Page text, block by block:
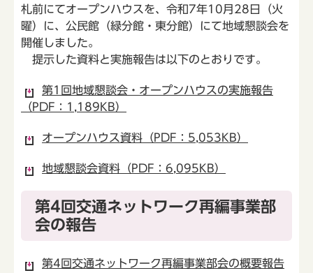
札前にてオープンハウスを、令和7年10月28日（火
曜）に、公民館（緑分館・東分館）にて地域懇談会を
開催しました。
提示した資料と実施報告は以下のとおりです。
第1回地域懇談会・オープンハウスの実施報告
（PDF：1,189KB）
オープンハウス資料（PDF：5,053KB）
地域懇談会資料（PDF：6,095KB）
第4回交通ネットワーク再編事業部
会の報告
第4回交通ネットワーク再編事業部会の概要報告